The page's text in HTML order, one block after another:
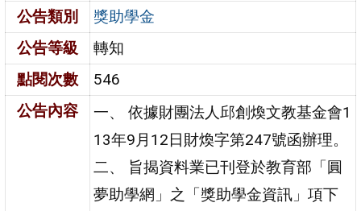
公告類別
獎助學金
公告等級
轉知
點閱次數
546
公告內容
一、 依據財團法人邱創煥文教基金會1
13年9月12日財煥字第247號函辦理。
二、 旨揭資料業已刊登於教育部「圓
夢助學網」之「獎助學金資訊」項下